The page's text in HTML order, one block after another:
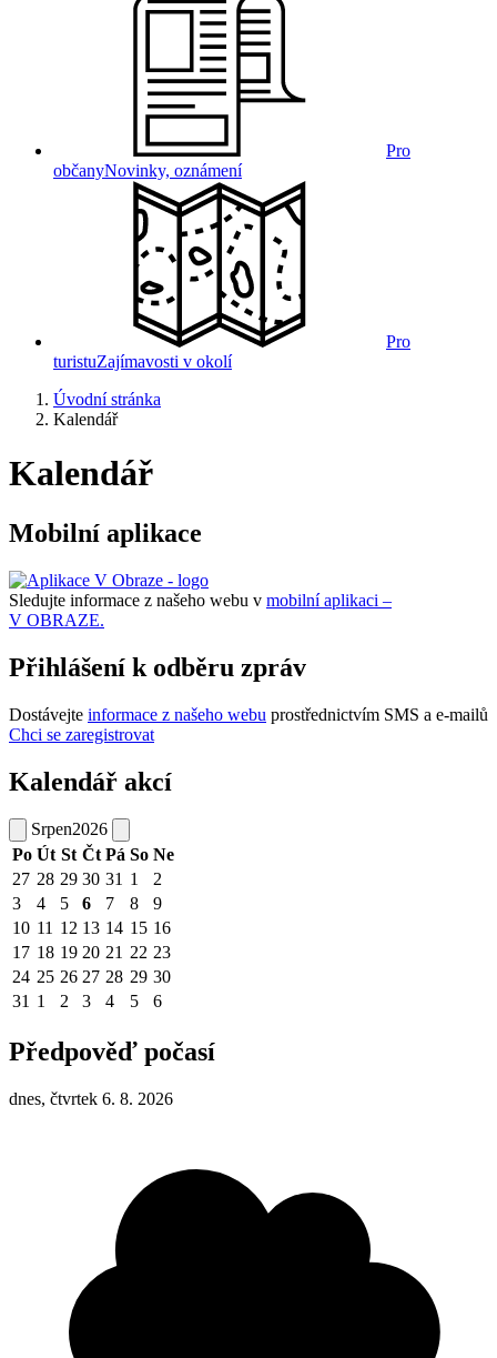
Pro
občanyNovinky, oznámení
Pro
turistuZajímavosti v okolí
Úvodní stránka
Kalendář
Kalendář
Mobilní aplikace
Sledujte informace z našeho webu v mobilní aplikaci –
V OBRAZE.
Přihlášení k odběru zpráv
Dostávejte informace z našeho webu prostřednictvím SMS a e-mailů
Chci se zaregistrovat
Kalendář akcí
Srpen2026
Po Út St Čt Pá So Ne
27 28 29 30 31 1
2
3
4 5 6 7 8
9
10 11 12 13 14 15 16
17 18 19 20 21 22 23
24 25 26 27 28 29 30
31 1 2 3 4 5 6
Předpověď počasí
dnes, čtvrtek 6. 8. 2026